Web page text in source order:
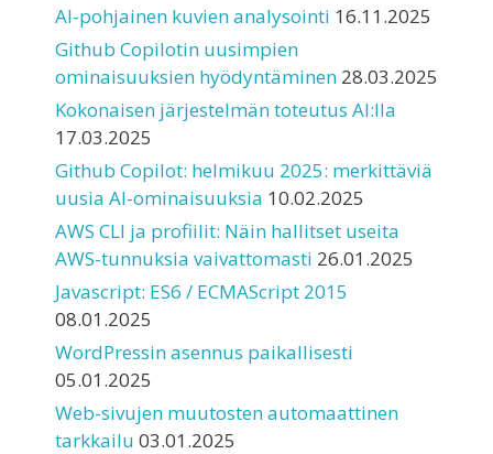
AI-pohjainen kuvien analysointi 16.11.2025
Github Copilotin uusimpien
ominaisuuksien hyödyntäminen 28.03.2025
Kokonaisen järjestelmän toteutus AI:lla
17.03.2025
Github Copilot: helmikuu 2025: merkittäviä
uusia AI-ominaisuuksia 10.02.2025
AWS CLI ja profiilit: Näin hallitset useita
AWS-tunnuksia vaivattomasti 26.01.2025
Javascript: ES6 / ECMAScript 2015
08.01.2025
WordPressin asennus paikallisesti
05.01.2025
Web-sivujen muutosten automaattinen
tarkkailu 03.01.2025